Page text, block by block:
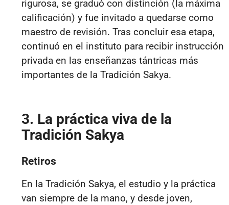
rigurosa, se graduó con distinción (la máxima
calificación) y fue invitado a quedarse como
maestro de revisión. Tras concluir esa etapa,
continuó en el instituto para recibir instrucción
privada en las enseñanzas tántricas más
importantes de la Tradición Sakya.
3. La práctica viva de la
Tradición Sakya
Retiros
En la Tradición Sakya, el estudio y la práctica
van siempre de la mano, y desde joven,